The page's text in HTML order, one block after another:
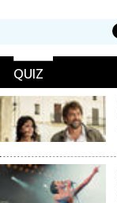
QUIZ